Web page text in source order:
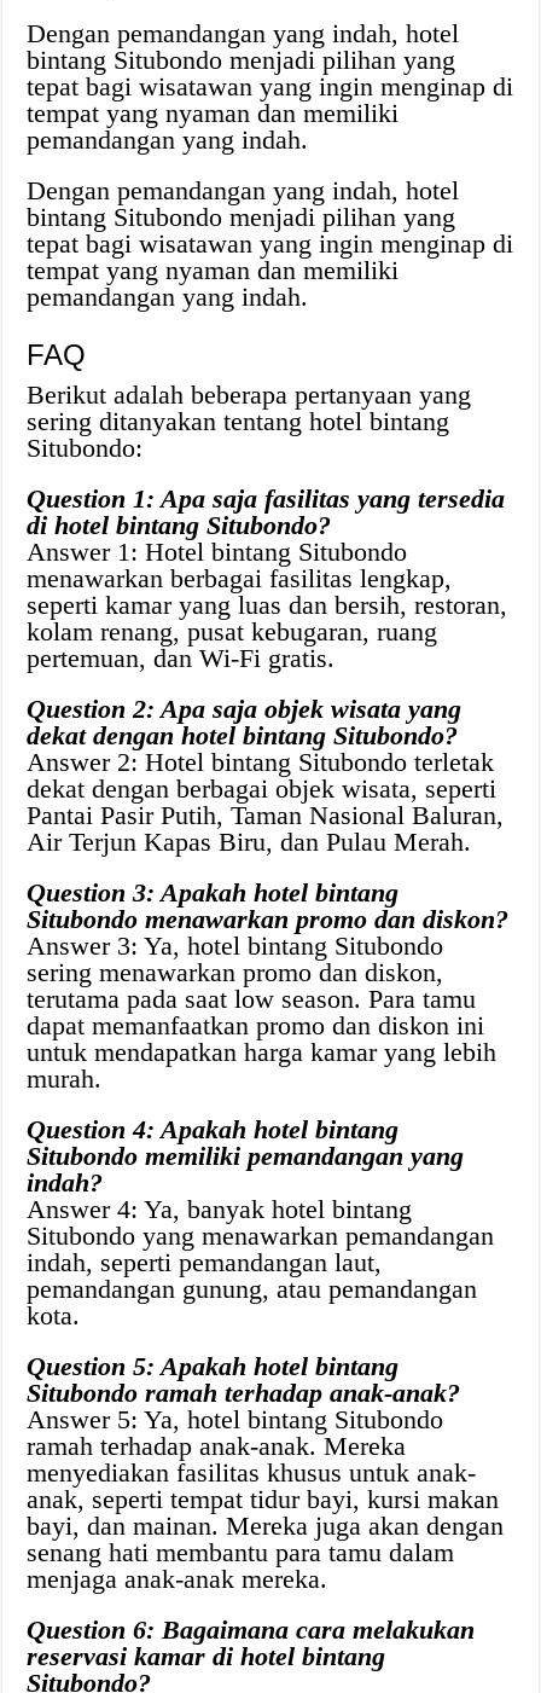
Dengan pemandangan yang indah, hotel
bintang Situbondo menjadi pilihan yang
tepat bagi wisatawan yang ingin menginap di
tempat yang nyaman dan memiliki
pemandangan yang indah.
Dengan pemandangan yang indah, hotel
bintang Situbondo menjadi pilihan yang
tepat bagi wisatawan yang ingin menginap di
tempat yang nyaman dan memiliki
pemandangan yang indah.
FAQ
Berikut adalah beberapa pertanyaan yang
sering ditanyakan tentang hotel bintang
Situbondo:
Question 1: Apa saja fasilitas yang tersedia
di hotel bintang Situbondo?
Answer 1: Hotel bintang Situbondo
menawarkan berbagai fasilitas lengkap,
seperti kamar yang luas dan bersih, restoran,
kolam renang, pusat kebugaran, ruang
pertemuan, dan Wi-Fi gratis.
Question 2: Apa saja objek wisata yang
dekat dengan hotel bintang Situbondo?
Answer 2: Hotel bintang Situbondo terletak
dekat dengan berbagai objek wisata, seperti
Pantai Pasir Putih, Taman Nasional Baluran,
Air Terjun Kapas Biru, dan Pulau Merah.
Question 3: Apakah hotel bintang
Situbondo menawarkan promo dan diskon?
Answer 3: Ya, hotel bintang Situbondo
sering menawarkan promo dan diskon,
terutama pada saat low season. Para tamu
dapat memanfaatkan promo dan diskon ini
untuk mendapatkan harga kamar yang lebih
murah.
Question 4: Apakah hotel bintang
Situbondo memiliki pemandangan yang
indah?
Answer 4: Ya, banyak hotel bintang
Situbondo yang menawarkan pemandangan
indah, seperti pemandangan laut,
pemandangan gunung, atau pemandangan
kota.
Question 5: Apakah hotel bintang
Situbondo ramah terhadap anak-anak?
Answer 5: Ya, hotel bintang Situbondo
ramah terhadap anak-anak. Mereka
menyediakan fasilitas khusus untuk anak-
anak, seperti tempat tidur bayi, kursi makan
bayi, dan mainan. Mereka juga akan dengan
senang hati membantu para tamu dalam
menjaga anak-anak mereka.
Question 6: Bagaimana cara melakukan
reservasi kamar di hotel bintang
Situbondo?